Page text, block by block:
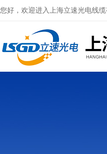
您好，欢迎进入上海立速光电线缆